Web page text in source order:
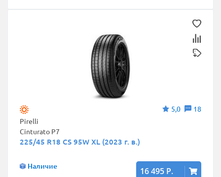
5,0
18
Pirelli
Cinturato P7
225/45 R18 CS 95W XL (2023 г. в.)
Наличие 16 495 Р.